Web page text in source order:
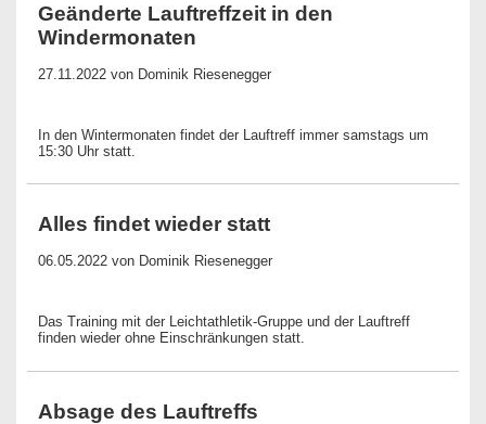
Geänderte Lauftreffzeit in den
Windermonaten
27.11.2022 von Dominik Riesenegger
In den Wintermonaten findet der Lauftreff immer samstags um
15:30 Uhr statt.
Alles findet wieder statt
06.05.2022 von Dominik Riesenegger
Das Training mit der Leichtathletik-Gruppe und der Lauftreff
finden wieder ohne Einschränkungen statt.
Absage des Lauftreffs